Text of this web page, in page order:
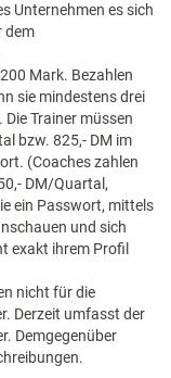
Unternehmen es sich
dem
Mark. Bezahlen
sie mindestens drei
Trainer müssen
bzw. 825,- DM im
(Coaches zahlen
DM/Quartal,
ein Passwort, mittels
und sich
exakt ihrem Profil
nicht für die
Derzeit umfasst der
Demgegenüber